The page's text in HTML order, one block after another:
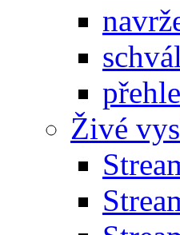
Živé